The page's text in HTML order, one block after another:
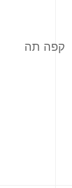
קפה תה